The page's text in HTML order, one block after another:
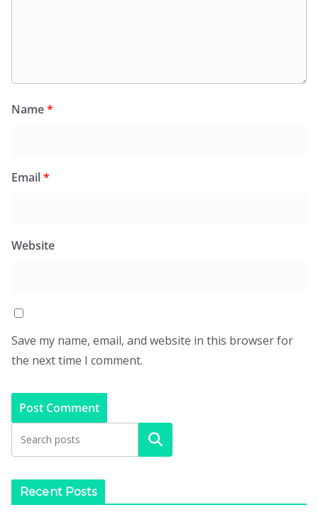
Name*
Email*
Website
Save my name, email, and website in this browser for
the next time I comment.
Search
Recent Posts